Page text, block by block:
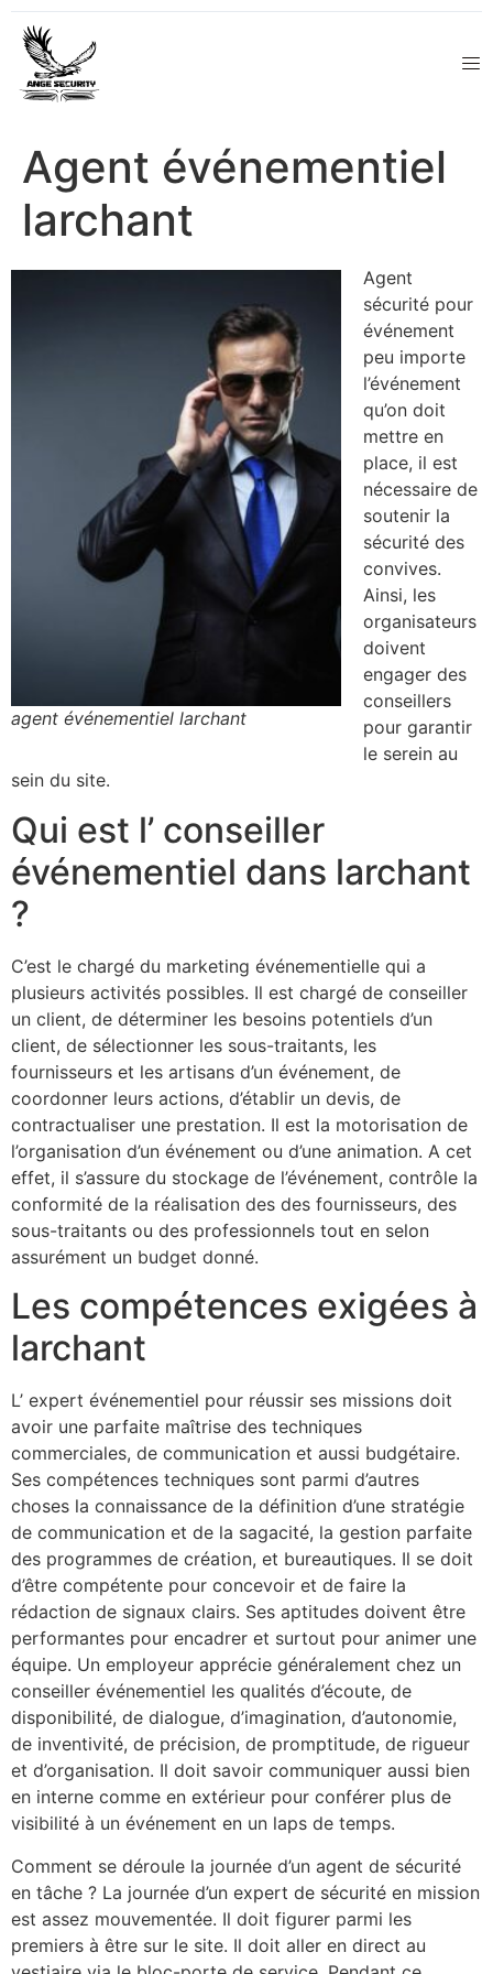
Agent événementiel
larchant
agent événementiel larchant
Agent
sécurité pour
événement
peu importe
l’événement
qu’on doit
mettre en
place, il est
nécessaire de
soutenir la
sécurité des
convives.
Ainsi, les
organisateurs
doivent
engager des
conseillers
pour garantir
le serein au
sein du site.
Qui est l’ conseiller
événementiel dans larchant
?
C’est le chargé du marketing événementielle qui a
plusieurs activités possibles. Il est chargé de conseiller
un client, de déterminer les besoins potentiels d’un
client, de sélectionner les sous-traitants, les
fournisseurs et les artisans d’un événement, de
coordonner leurs actions, d’établir un devis, de
contractualiser une prestation. Il est la motorisation de
l’organisation d’un événement ou d’une animation. A cet
effet, il s’assure du stockage de l’événement, contrôle la
conformité de la réalisation des des fournisseurs, des
sous-traitants ou des professionnels tout en selon
assurément un budget donné.
Les compétences exigées à
larchant
L’ expert événementiel pour réussir ses missions doit
avoir une parfaite maîtrise des techniques
commerciales, de communication et aussi budgétaire.
Ses compétences techniques sont parmi d’autres
choses la connaissance de la définition d’une stratégie
de communication et de la sagacité, la gestion parfaite
des programmes de création, et bureautiques. Il se doit
d’être compétente pour concevoir et de faire la
rédaction de signaux clairs. Ses aptitudes doivent être
performantes pour encadrer et surtout pour animer une
équipe. Un employeur apprécie généralement chez un
conseiller événementiel les qualités d’écoute, de
disponibilité, de dialogue, d’imagination, d’autonomie,
de inventivité, de précision, de promptitude, de rigueur
et d’organisation. Il doit savoir communiquer aussi bien
en interne comme en extérieur pour conférer plus de
visibilité à un événement en un laps de temps.
Comment se déroule la journée d’un agent de sécurité
en tâche ? La journée d’un expert de sécurité en mission
est assez mouvementée. Il doit figurer parmi les
premiers à être sur le site. Il doit aller en direct au